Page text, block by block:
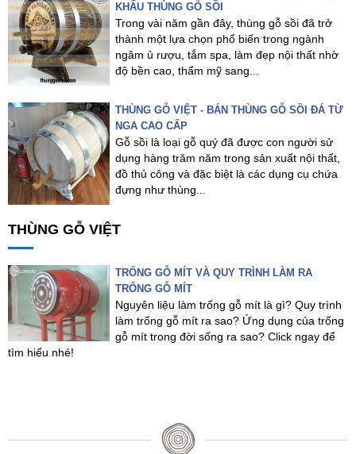
KHẨU THÙNG GỖ SỒI
Trong vài năm gần đây, thùng gỗ sồi đã trở
thành một lựa chọn phổ biến trong ngành
ngâm ủ rượu, tắm spa, làm đẹp nội thất nhờ
độ bền cao, thẩm mỹ sang...
THÙNG GỖ VIỆT - BÁN THÙNG GỖ SỒI ĐÁ TỪ
NGA CAO CẤP
Gỗ sồi là loại gỗ quý đã được con người sử
dụng hàng trăm năm trong sản xuất nội thất,
đồ thủ công và đặc biệt là các dụng cụ chứa
đựng như thùng...
THÙNG GỖ VIỆT
TRỐNG GỖ MÍT VÀ QUY TRÌNH LÀM RA
TRỐNG GỖ MÍT
Nguyên liệu làm trống gỗ mít là gì? Quy trình
làm trống gỗ mít ra sao? Ứng dụng của trống
gỗ mít trong đời sống ra sao? Click ngay để
tìm hiểu nhé!